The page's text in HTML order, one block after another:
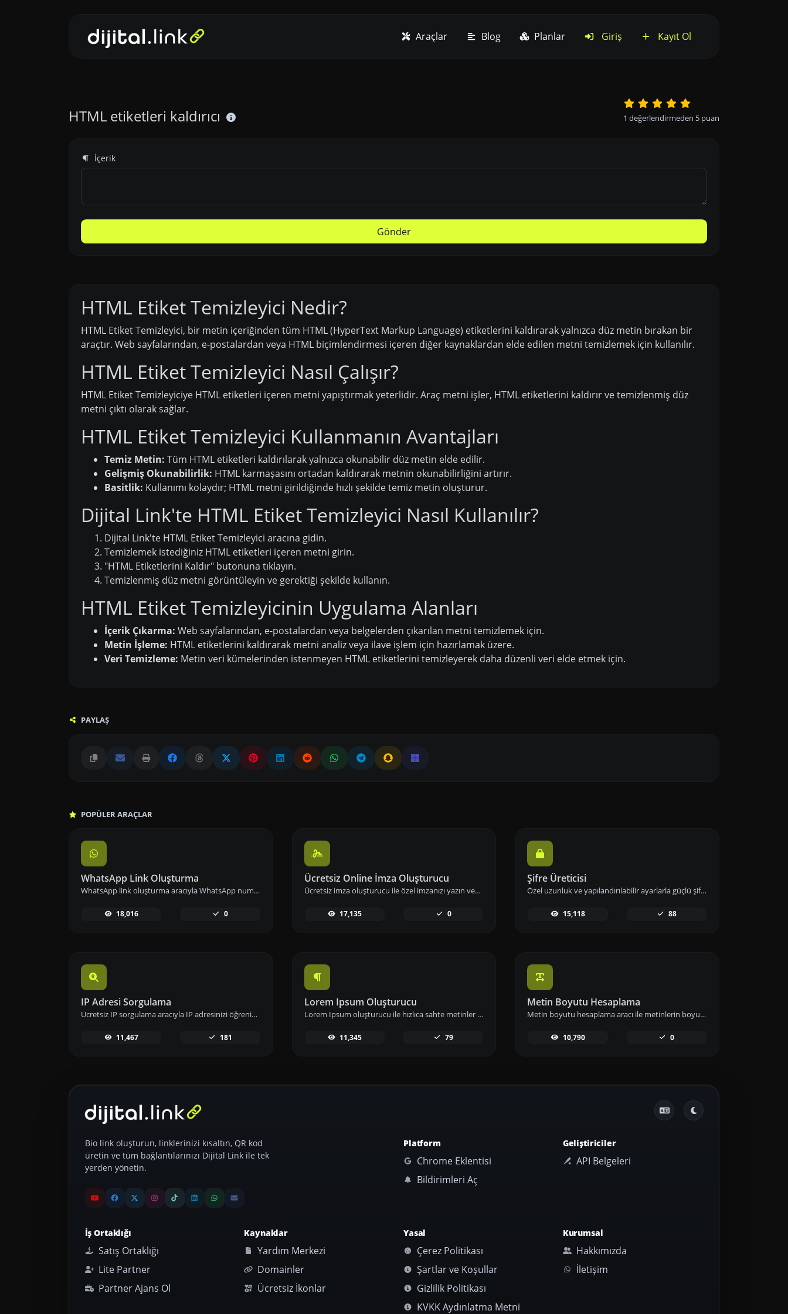
Araçlar Blog Planlar Giriş Kayıt Ol
HTML etiketleri kaldırıcı 1 değerlendirmeden 5 puan
İçerik
Gönder
HTML Etiket Temizleyici Nedir?
HTML Etiket Temizleyici, bir metin içeriğinden tüm HTML (HyperText Markup Language) etiketlerini kaldırarak yalnızca düz metin bırakan bir
araçtır. Web sayfalarından, e-postalardan veya HTML biçimlendirmesi içeren diğer kaynaklardan elde edilen metni temizlemek için kullanılır.
HTML Etiket Temizleyici Nasıl Çalışır?
HTML Etiket Temizleyiciye HTML etiketleri içeren metni yapıştırmak yeterlidir. Araç metni işler, HTML etiketlerini kaldırır ve temizlenmiş düz
metni çıktı olarak sağlar.
HTML Etiket Temizleyici Kullanmanın Avantajları
Temiz Metin: Tüm HTML etiketleri kaldırılarak yalnızca okunabilir düz metin elde edilir.
Gelişmiş Okunabilirlik: HTML karmaşasını ortadan kaldırarak metnin okunabilirliğini artırır.
Basitlik: Kullanımı kolaydır; HTML metni girildiğinde hızlı şekilde temiz metin oluşturur.
Dijital Link'te HTML Etiket Temizleyici Nasıl Kullanılır?
Dijital Link'te HTML Etiket Temizleyici aracına gidin.
Temizlemek istediğiniz HTML etiketleri içeren metni girin.
"HTML Etiketlerini Kaldır" butonuna tıklayın.
Temizlenmiş düz metni görüntüleyin ve gerektiği şekilde kullanın.
HTML Etiket Temizleyicinin Uygulama Alanları
İçerik Çıkarma: Web sayfalarından, e-postalardan veya belgelerden çıkarılan metni temizlemek için.
Metin İşleme: HTML etiketlerini kaldırarak metni analiz veya ilave işlem için hazırlamak üzere.
Veri Temizleme: Metin veri kümelerinden istenmeyen HTML etiketlerini temizleyerek daha düzenli veri elde etmek için.
PAYLAŞ
POPÜLER ARAÇLAR
WhatsApp Link Oluşturma
WhatsApp link oluşturma aracıyla WhatsApp numaranızın bağlantısını önceden tanımlanmış mesajlarla paylaşarak iletişimi kolaylaştırın.
18,016 0
Ücretsiz Online İmza Oluşturucu
Ücretsiz imza oluşturucu ile özel imzanızı yazın veya çizin. E-imzanızı hızlıca oluşturup indirerek dijital imzanızı hemen kullanıma alabilirsiniz.
17,135 0
Şifre Üreticisi
Özel uzunluk ve yapılandırılabilir ayarlarla güçlü şifreler oluşturun. Sayılar, semboller, küçük ve büyük harf kombinasyonlarını kullanarak şifre güvenliğini artırın.
15,118 88
IP Adresi Sorgulama
Ücretsiz IP sorgulama aracıyla IP adresinizi öğrenin; konum, ISP ve ağ bilgileri gibi detaylara hızlıca erişip analizlerinizi gerçekleştirin.
11,467 181
Lorem Ipsum Oluşturucu
Lorem Ipsum oluşturucu ile hızlıca sahte metinler üretin; tasarımlarınızda ve projelerinizde örnek içerik olarak kullanın.
11,345 79
Metin Boyutu Hesaplama
Metin boyutu hesaplama aracı ile metinlerin boyutunu Bayt (B), Kilobayt (KB) veya Megabayt (MB) cinsinden anında hesaplayın ve veri kullanımınızı etkin biçimde yönetin.
10,790 0
Bio link oluşturun, linklerinizi kısaltın, QR kod
üretin ve tüm bağlantılarınızı Dijital Link ile tek
yerden yönetin.
Platform
Chrome Eklentisi
Bildirimleri Aç
Geliştiriciler
API Belgeleri
İş Ortaklığı
Satış Ortaklığı
Lite Partner
Partner Ajans Ol
Kaynaklar
Yardım Merkezi
Domainler
Ücretsiz İkonlar
Yasal
Çerez Politikası
Şartlar ve Koşullar
Gizlilik Politikası
KVKK Aydınlatma Metni
Kurumsal
Hakkımızda
İletişim